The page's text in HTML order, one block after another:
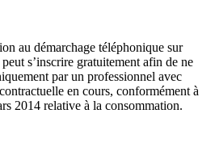
au démarchage téléphonique sur
s’inscrire gratuitement afin de ne
par un professionnel avec
en cours, conformément à
2014 relative à la consommation.